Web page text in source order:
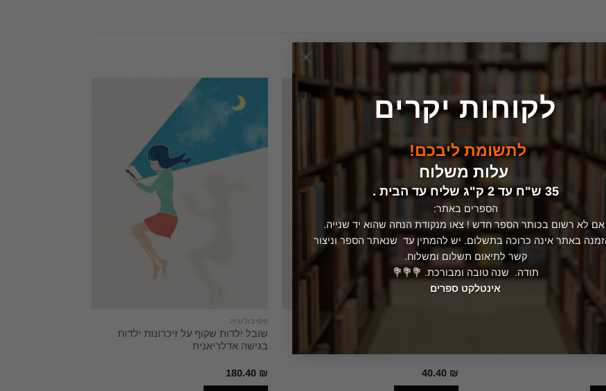
לקוחות יקרים
לתשומת ליבכם!
עלות משלוח
35 ש"ח עד 2 ק"ג שליח עד הבית .
הספרים באתר:
אם לא רשום בכותר הספר חדש ! צאו מנקודת הנחה שהוא יד שנייה.
באתר אינה כרוכה בתשלום. יש להמתין עד שנאתר הספר וניצור
קשר לתיאום תשלום ומשלוח.
תודה. שנה טובה ומבורכת. 💐💐💐
אינטלקט ספרים
×
המלאי אזל
הפסיכולוגיה / דניאל אלגום השימוש בדמיון מודרך הלן גראהם
40.40 ₪
פסיכולוגיה
שובל ילדות שקוף על זיכרונות ילדות
בגישה אדלריאנית
180.40 ₪